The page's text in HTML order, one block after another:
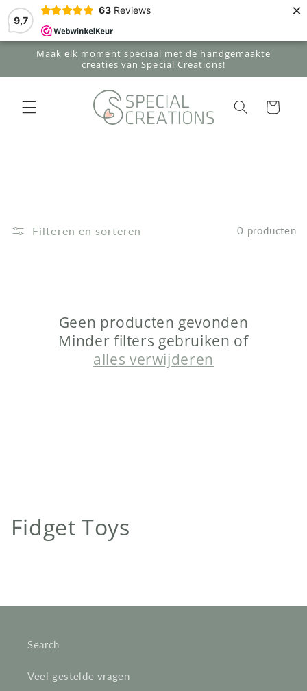
9,7
63 Reviews ×
Meteen
naar de
content
Maak elk moment speciaal met de handgemaakte
creaties van Special Creations!
Winkelwagen
Filteren en sorteren 0 producten
Geen producten gevonden
Minder filters gebruiken of
alles verwijderen
C
l
Fidget Toys
Search
Veel gestelde vragen